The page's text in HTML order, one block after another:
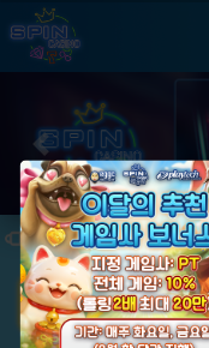
게임
Previous